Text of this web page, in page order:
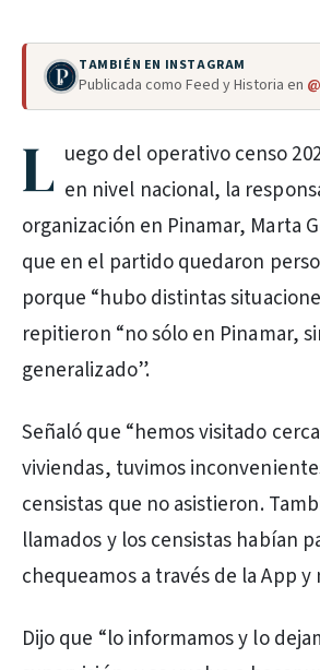
TAMBIÉN EN INSTAGRAM
Publicada como Feed y Historia en
L uego del operativo censo
en nivel nacional, la
organización en Pinamar, Marta
que en el partido quedaron
porque “hubo distintas
repitieron “no sólo en Pinamar,
generalizado”.
Señaló que “hemos visitado
viviendas, tuvimos
censistas que no asistieron.
llamados y los censistas habían
chequeamos a través de la App
Dijo que “lo informamos y lo